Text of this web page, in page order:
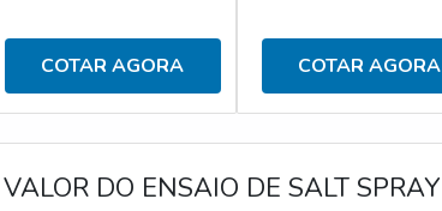
COTAR AGORA COTAR AGORA
VALOR DO ENSAIO DE SALT SPRAY